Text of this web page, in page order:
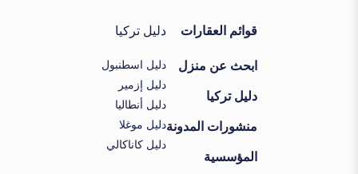
قوائم العقارات
ابحث عن منزل
دليل تركيا
منشورات المدونة
المؤسسية
دليل تركيا
دليل اسطنبول
دليل إزمير
دليل أنطاليا
دليل موغلا
دليل كاناكالي